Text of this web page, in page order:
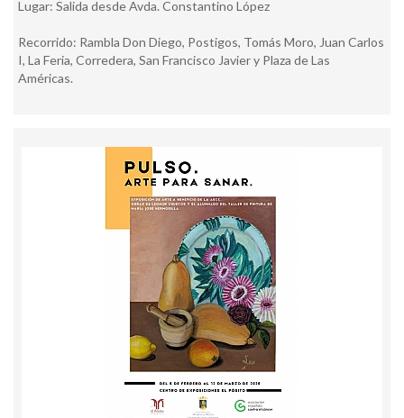
Lugar: Salida desde Avda. Constantino López
Recorrido: Ram­bla Don Diego, Postigos, Tomás Moro, Juan Carlos
I, La Feria, Corredera, San Francisco Javier y Plaza de Las
Américas.